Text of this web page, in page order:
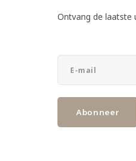
Ontvang de laatste
Abonneer